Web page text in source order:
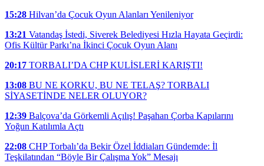
15:28 Hilvan’da Çocuk Oyun Alanları Yenileniyor
13:21 Vatandaş İstedi, Siverek Belediyesi Hızla Hayata Geçirdi:
Ofis Kültür Parkı’na İkinci Çocuk Oyun Alanı
20:17 TORBALI’DA CHP KULİSLERİ KARIŞTI!
13:08 BU NE KORKU, BU NE TELAŞ? TORBALI
SİYASETİNDE NELER OLUYOR?
12:39 Balçova’da Görkemli Açılış! Paşahan Çorba Kapılarını
Yoğun Katılımla Açtı
22:08 CHP Torbalı’da Bekir Özel İddiaları Gündemde: İl
Teşkilatından “Böyle Bir Çalışma Yok” Mesajı